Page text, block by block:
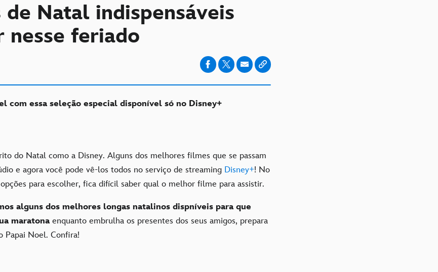
Natal indispensáveis
nesse feriado
com essa seleção especial disponível só no Disney+
do Natal como a Disney. Alguns dos melhores filmes que se passam
e agora você pode vê-los todos no serviço de streaming Disney+! No
para escolher, fica difícil saber qual o melhor filme para assistir.
alguns dos melhores longas natalinos dispníveis para que
maratonaenquanto embrulha os presentes dos seus amigos, prepara
Papai Noel. Confira!